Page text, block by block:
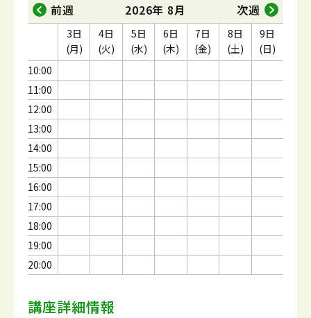
前週 2026年 8月 次週
10:00
11:00
12:00
13:00
14:00
15:00
16:00
17:00
18:00
19:00
20:00
3日
(月)
4日
(火)
5日
(水)
6日
(木)
7日
(金)
8日
(土)
9日
(日)
講座詳細情報